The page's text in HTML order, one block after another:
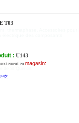
T03
: U143
enmagasin: